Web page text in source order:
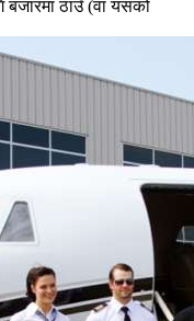
बजारमा ठाउँ (वा यसको